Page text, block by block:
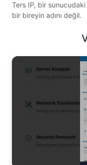
Ters IP, bir sunucudaki
bir bireyin adını değil.